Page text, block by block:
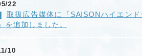
22
取扱広告媒体に「SAISONハイエンド
を追加しました。
10